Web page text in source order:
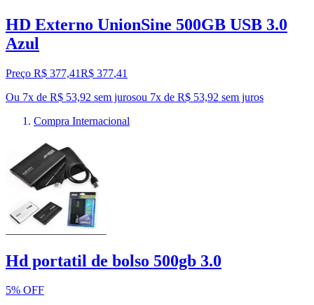
HD Externo UnionSine 500GB USB 3.0
Azul
Preço R$ 377,41R$ 377,41
Ou 7x de R$ 53,92 sem jurosou 7x de R$ 53,92 sem juros
Compra Internacional
Hd portatil de bolso 500gb 3.0
5% OFF